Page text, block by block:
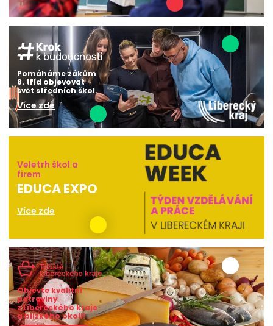
Pomáháme žákům
8. tříd objevovat
svět středních škol.
Více zde
Veletrh škol a
firem
EDUCA EXPO
Více zde
Objevte kvalitní
potraviny
z Libereckého kraje
a blízkého okolí!